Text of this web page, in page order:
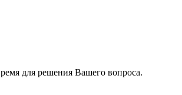
для решения Вашего вопроса.